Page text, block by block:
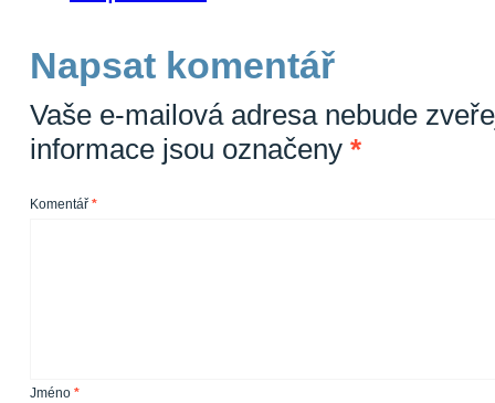
Napsat komentář
Vaše e-mailová adresa nebude
informace jsou označeny *
Komentář *
Jméno *